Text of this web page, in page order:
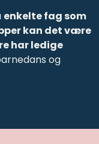
enkelte fag som
kan det være
har ledige
og